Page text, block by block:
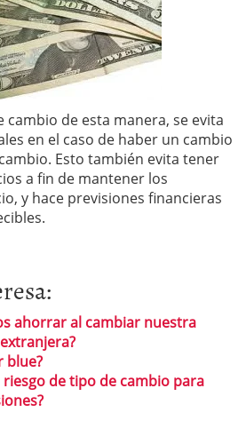
de esta manera, se evita
en el caso de haber un cambio
Esto también evita tener
a fin de mantener los
y hace previsiones financieras
ahorrar al cambiar nuestra
blue?
riesgo de tipo de cambio para